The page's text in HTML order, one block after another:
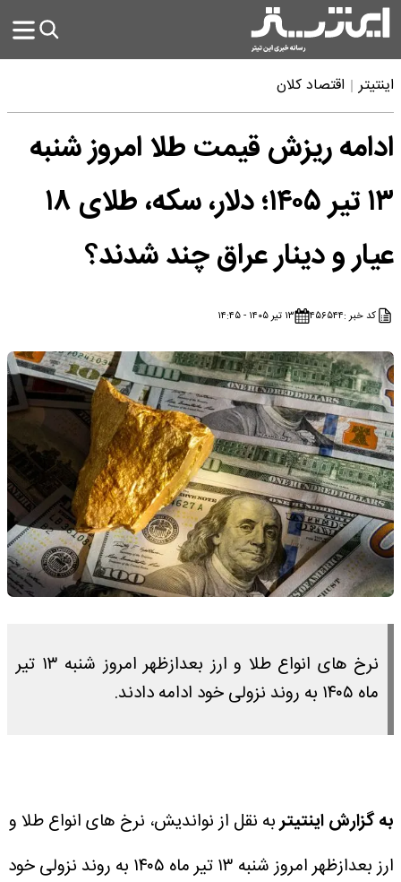
اینتیتر اقتصاد کلان
ادامه ریزش قیمت طلا امروز شنبه
۱۳ تیر ۱۴۰۵؛ دلار، سکه، طلای ۱۸
عیار و دینار عراق چند شدند؟
کد خبر :۴۵۶۵۴۴ ۱۳ تیر ۱۴۰۵ - ۱۴:۴۵
نرخ های انواع طلا و ارز بعدازظهر امروز شنبه ۱۳ تیر
ماه ۱۴۰۵ به روند نزولی خود ادامه دادند.
به گزارش اینتیتربه نقل از نواندیش، نرخ های انواع طلا و
ارز بعدازظهر امروز شنبه ۱۳ تیر ماه ۱۴۰۵ به روند نزولی خود